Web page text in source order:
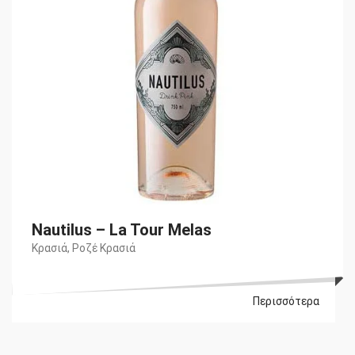
Nautilus – La Tour Melas
Κρασιά, Ροζέ Κρασιά
Περισσότερα